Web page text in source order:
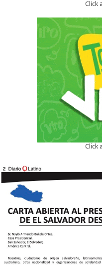
Click
Click